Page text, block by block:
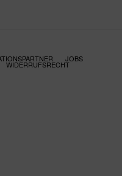
JOBS
WIDERRUFSRECHT